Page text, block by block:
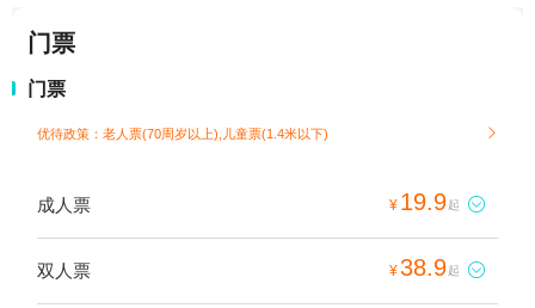
门票
门票
优待政策：老人票(70周岁以上),儿童票(1.4米以下) 
成人票 ¥ 19.9起 
双人票 ¥38.9起 